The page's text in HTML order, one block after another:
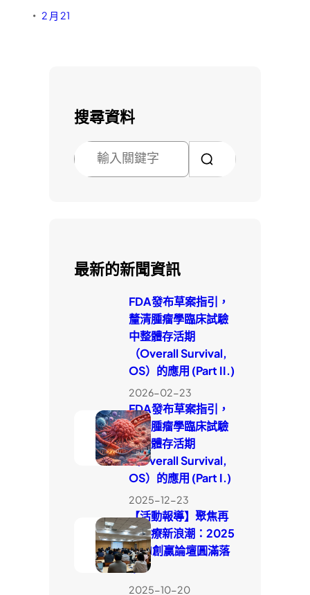
• 2 月 21
搜尋資料
最新的新聞資訊
FDA發布草案指引，
釐清腫瘤學臨床試驗
中整體存活期
（Overall Survival,
OS）的應用 (Part II.)
2026-02-23
FDA發布草案指引，
釐清腫瘤學臨床試驗
中整體存活期
（Overall Survival,
OS）的應用 (Part I.)
2025-12-23
【活動報導】聚焦再
生醫療新浪潮：2025
WIN創贏論壇圓滿落
幕
2025-10-20